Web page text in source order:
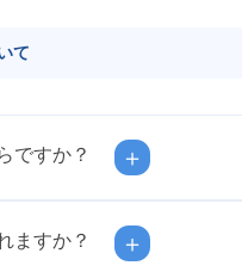
て
ですか？ ＋
ますか？ ＋